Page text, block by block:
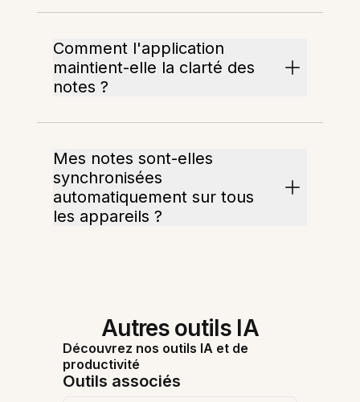
Comment l'application
maintient-elle la clarté des
notes ?
Mes notes sont-elles
synchronisées
automatiquement sur tous
les appareils ?
Autres outils IA
Découvrez nos outils IA et de
productivité
Outils associés